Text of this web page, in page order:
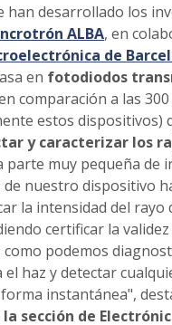
han desarrollado los
ALBA, en
de
en fotodiodos
comparación a las
estos dispositivos)
y caracterizar los
muy pequeña de
de nuestro dispositivo
la intensidad del rayo
certificar la
podemos
haz y detectar
instantánea",
sección de